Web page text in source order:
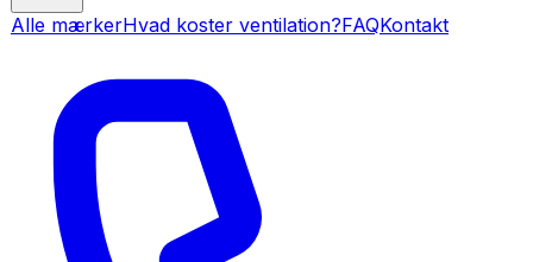
Alle mærkerHvad koster ventilation?FAQKontakt